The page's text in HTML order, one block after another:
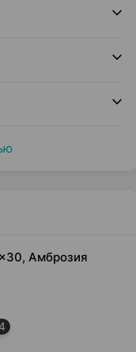
Амброзия